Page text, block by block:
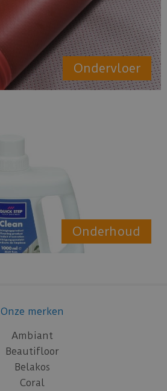
Ondervloer
Onderhoud
Onze merken
Ambiant
Beautifloor
Belakos
Coral